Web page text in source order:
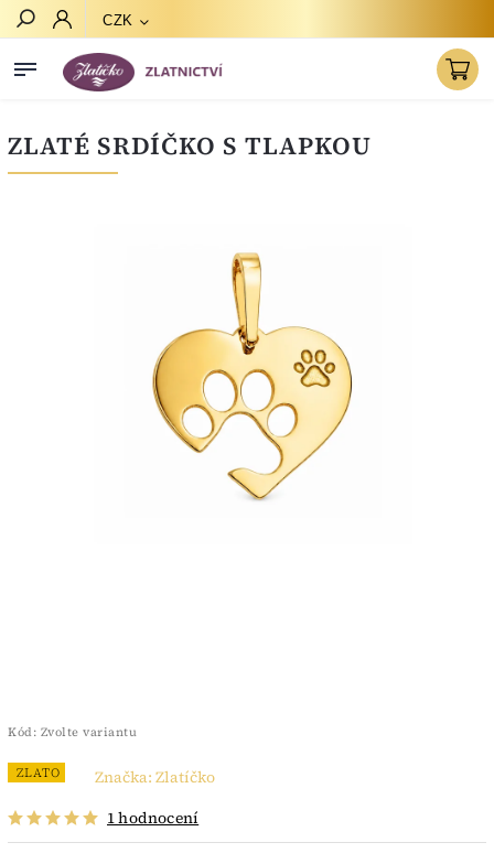
CZK
ZLATÉ SRDÍČKO S TLAPKOU
Kód: Zvolte variantu
ZLATO
1 hodnocení
Značka: Zlatíčko